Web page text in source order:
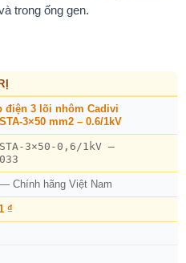
trong ống gen.
điện 3 lõi nhôm Cadivi
3×50 mm2 – 0.6/1kV
3×50-0,6/1kV –
Chính hãng Việt Nam
₫